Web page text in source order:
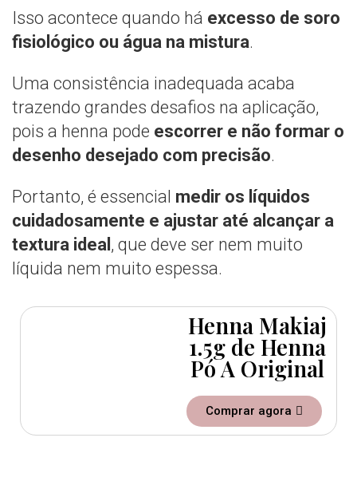
Isso acontece quando há excesso de soro
fisiológico ou água na mistura.
Uma consistência inadequada acaba
trazendo grandes desafios na aplicação,
pois a henna pode escorrer e não formar o
desenho desejado com precisão.
Portanto, é essencial medir os líquidos
cuidadosamente e ajustar até alcançar a
textura ideal , que deve ser nem muito
líquida nem muito espessa.
Henna Makiaj
1.5g de Henna
Pó A Original
Comprar agora